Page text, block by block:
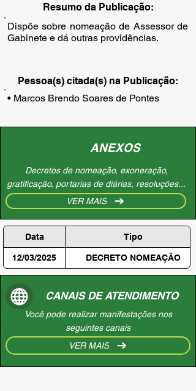
Resumo da Publicação:
Dispõe sobre nomeação de Assessor de
Gabinete e dá outras providências.
Pessoa(s) citada(s) na Publicação:
• Marcos Brendo Soares de Pontes
ANEXOS
Decretos de nomeação, exoneração,
gratificação, portarias de diárias, resoluções...
VER MAIS
Data Tipo
12/03/2025 DECRETO NOMEAÇÃO
CANAIS DE ATENDIMENTO
Você pode realizar manifestações nos
seguintes canais
VER MAIS